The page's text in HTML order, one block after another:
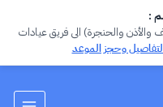
:
والحنجرة) الى فريق عيادات
وحجز الموعد